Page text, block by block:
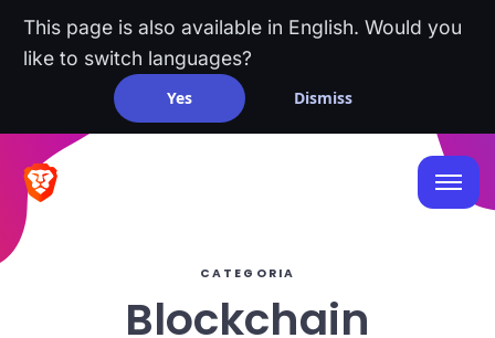
This page is also available in English. Would you
like to switch languages?
Yes Dismiss
CATEGORIA
Blockchain